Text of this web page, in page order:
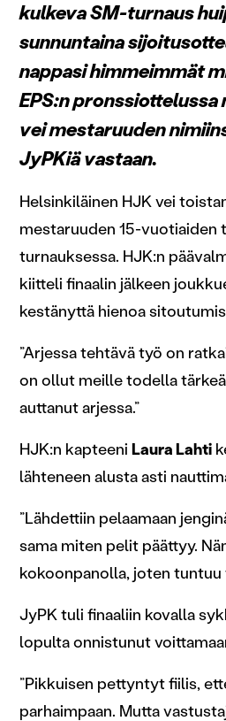
kulkeva SM-turnaus
sunnuntaina
nappasi himmeimmät
EPS:n pronssiottelussa
vei mestaruuden
JyPKiä vastaan.
Helsinkiläinen HJK vei
mestaruuden 15-vuotiaiden
turnauksessa. HJK:n
kiitteli finaalin jälkeen
kestänyttä hienoa
”Arjessa tehtävä työ on
on ollut meille todella tärkeä
auttanut arjessa.”
HJK:n kapteeni Laura Lahti
lähteneen alusta asti
”Lähdettiin pelaamaan
sama miten pelit päättyy.
kokoonpanolla, joten tuntuu
JyPK tuli finaaliin kovalla
lopulta onnistunut
”Pikkuisen pettyntyt fiilis,
parhaimpaan. Mutta